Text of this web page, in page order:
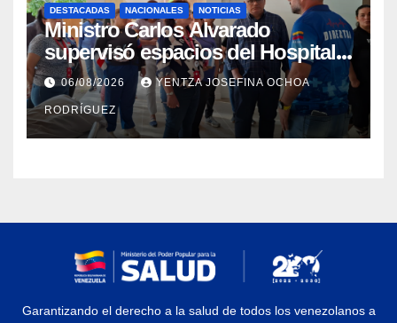
DESTACADAS NACIONALES NOTICIAS
Ministro Carlos Alvarado
supervisó espacios del Hospital
Dermatológico Dr. Martín Vegas
en La Guaira
06/08/2026 YENTZA JOSEFINA OCHOA
RODRÍGUEZ
Garantizando el derecho a la salud de todos los venezolanos a